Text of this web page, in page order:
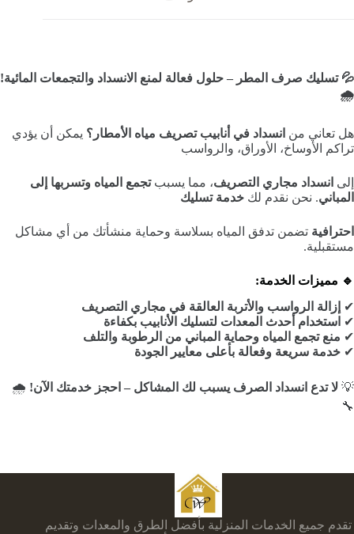
💦 تسليك صرف المطر – حلول فعالة لمنع الانسداد والتجمعات المائية!
🌧️
هل تعاني من انسداد في أنابيب تصريف مياه الأمطار؟ يمكن أن يؤدي
تراكم الأوساخ، الأوراق، والرواسب
إلى انسداد مجاري التصريف، مما يسببتجمع المياه وتسربها إلى
المباني. نحن نقدم لك خدمة تسليك
احترافية تضمن تدفق المياه بسلاسة وحماية منشأتك من أي مشاكل
مستقبلية.
🔹 مميزات الخدمة:
✔ إزالة الرواسب والأتربة العالقة في مجاري التصريف
✔ استخدام أحدث المعدات لتسليك الأنابيب بكفاءة
✔ منع تجمع المياه وحماية المباني من الرطوبة والتلف
✔ خدمة سريعة وفعالة بأعلى معايير الجودة
💡 لا تدع انسداد الصرف يسبب لك المشاكل – احجز خدمتك الآن! 🌧️
🔧
تقدم جميع الخدمات المنزلية بأفضل الطرق والمعدات وتقديم